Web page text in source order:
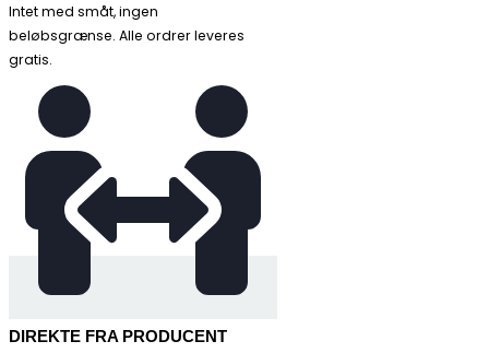
Intet med småt, ingen
beløbsgrænse. Alle ordrer leveres
gratis.
DIREKTE FRA PRODUCENT